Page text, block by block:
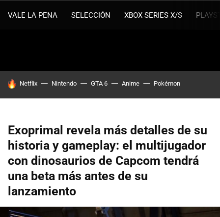
VALE LA PENA SELECCIÓN XBOX SERIES X/S
HOY SE HABLA DE
Netflix Nintendo GTA 6 Anime Pokémon
Exoprimal revela más detalles de su
historia y gameplay: el multijugador
con dinosaurios de Capcom tendrá
una beta más antes de su
lanzamiento